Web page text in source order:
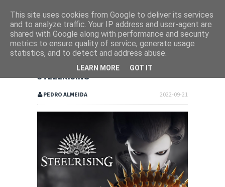
STEELRISING
2022-09-21
PEDRO ALMEIDA
This site uses cookies from Google to deliver its services
and to analyze traffic. Your IP address and user-agent are
shared with Google along with performance and security
metrics to ensure quality of service, generate usage
statistics, and to detect and address abuse.
LEARN MORE GOT IT